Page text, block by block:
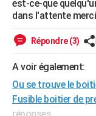
Art de vivre
Bien-être
Loisirs
ModeModes de vie
SANTE
Alimentation
Guide de la santé
Maladies
Médicaments
Sommeil
VOYAGE
Destinations
City break
Voyage nature
Voyage de noces
Forum
Climat
PHOTO
GUIDES D'ACHAT
BONS PLANS
est-ce-que
dans l'attente
Répondre (3)
A voir également:
Ou se trouve le
Fusible boitier de